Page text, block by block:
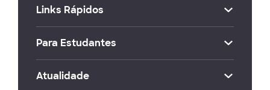
Links Rápidos
Para Estudantes
Atualidade